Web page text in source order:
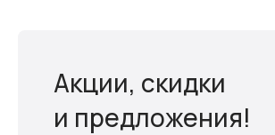
Акции, скидки
и предложения!